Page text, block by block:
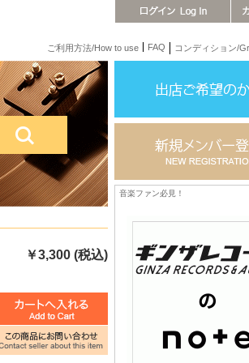
ご利用方法/How to use FAQ コンディション/
￥3,300 (税込)
音楽ファン必見！